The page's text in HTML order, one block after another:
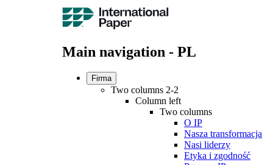
Main navigation - PL
Firma
Two columns 2-2
Column left
Two columns
O IP
Nasza transformacja
Nasi liderzy
Etyka i zgodność